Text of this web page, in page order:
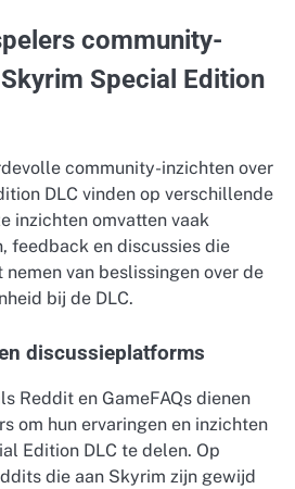
community-
Special Edition
community-inzichten over
DLC vinden op verschillende
inzichten omvatten vaak
feedback en discussies die
van beslissingen over de
bij de DLC.
discussieplatforms
Reddit en GameFAQs dienen
om hun ervaringen en inzichten
Edition DLC te delen. Op
die aan Skyrim zijn gewijd